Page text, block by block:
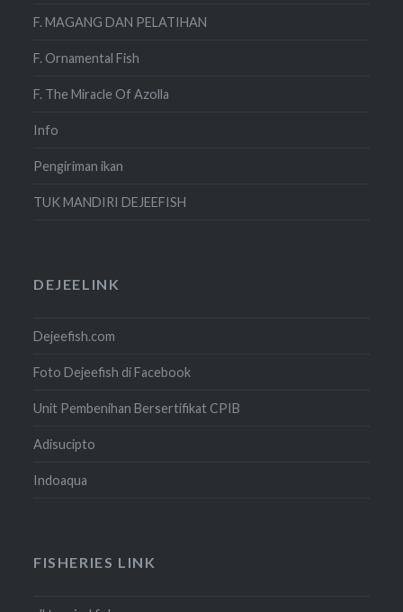
F. MAGANG DAN PELATIHAN
F. Ornamental Fish
F. The Miracle Of Azolla
Info
Pengiriman ikan
TUK MANDIRI DEJEEFISH
DEJEELINK
Dejeefish.com
Foto Dejeefish di Facebook
Unit Pembenihan Bersertifikat CPIB
Adisucipto
Indoaqua
FISHERIES LINK